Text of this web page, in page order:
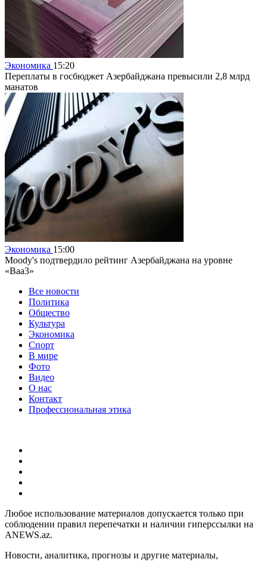
Экономика 15:20
Переплаты в госбюджет Азербайджана превысили 2,8 млрд
манатов
Экономика 15:00
Moody's подтвердило рейтинг Азербайджана на уровне
«Baa3»
Все новости
Политика
Общество
Культура
Экономика
Спорт
В мире
Фото
Видео
О нас
Контакт
Профессиональная этика
Любое использование материалов допускается только при
соблюдении правил перепечатки и наличии гиперссылки на
ANEWS.az.
Новости, аналитика, прогнозы и другие материалы,